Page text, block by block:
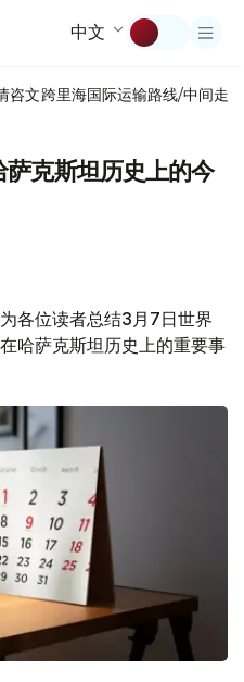
中文
咨文跨里海国际运输路线/中间走廊
克斯坦历史上的今
各位读者总结3月7日世界
哈萨克斯坦历史上的重要事